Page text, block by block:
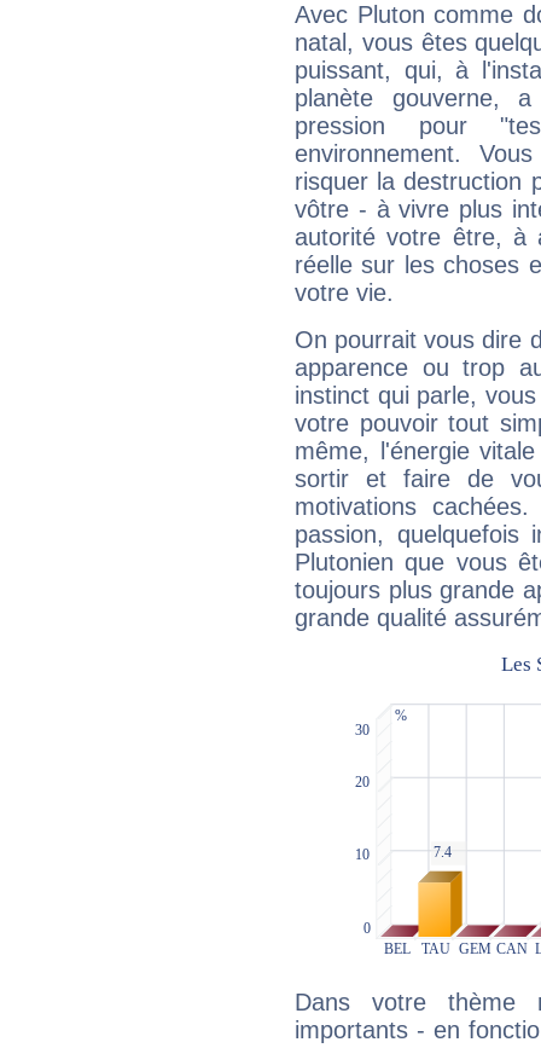
Avec Pluton comme
natal, vous êtes
puissant, qui, à
planète gouverne,
pression pour
environnement.
risquer la destruction
vôtre - à vivre plus
autorité votre être, à
réelle sur les choses
votre vie.
On pourrait vous dire
apparence ou trop
instinct qui parle,
votre pouvoir tout
même, l'énergie
sortir et faire de
motivations
passion, quelquefois
Plutonien que vous
toujours plus grande
grande qualité
Dans votre thème
importants - en